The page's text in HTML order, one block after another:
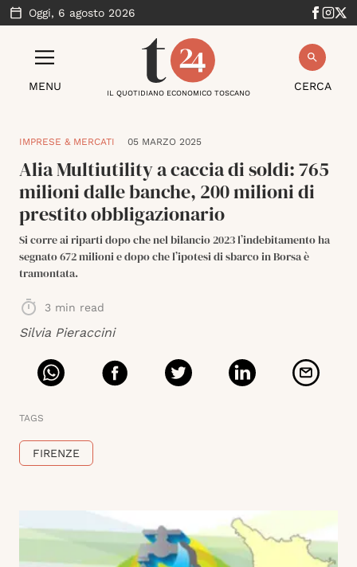
Oggi, 6 agosto 2026
MENU CERCA
IL QUOTIDIANO ECONOMICO TOSCANO
IMPRESE & MERCATI 05 MARZO 2025
Alia Multiutility a caccia di soldi: 765
milioni dalle banche, 200 milioni di
prestito obbligazionario
Si corre ai riparti dopo che nel bilancio 2023 l’indebitamento ha
segnato 672 milioni e dopo che l’ipotesi di sbarco in Borsa è
tramontata.
3 min read
Silvia Pieraccini
TAGS
FIRENZE